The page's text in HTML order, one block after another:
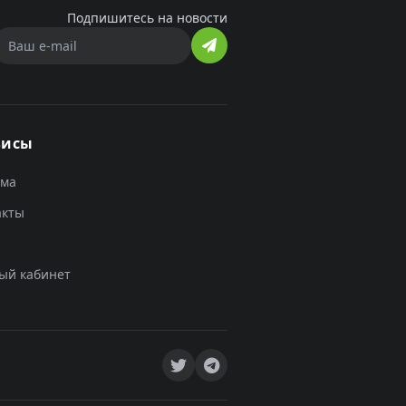
Подпишитесь на новости
кабинет